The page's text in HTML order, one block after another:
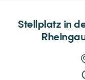
Stellplatz in